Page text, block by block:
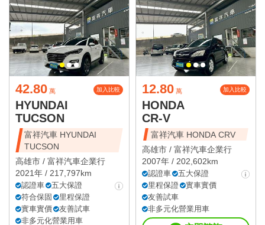
42.80 萬 加入比較
HYUNDAI
TUCSON
富祥汽車 HYUNDAI
TUCSON
高雄市 / 富祥汽車企業行
2021年 / 217,797km
認證車
五大保證
符合保固
里程保證
實車實價
友善試車
非多元化營業用車
12.80 萬 加入比較
HONDA
CR-V
富祥汽車 HONDA CRV
高雄市 / 富祥汽車企業行
2007年 / 202,602km
認證車
五大保證
里程保證
實車實價
友善試車
非多元化營業用車